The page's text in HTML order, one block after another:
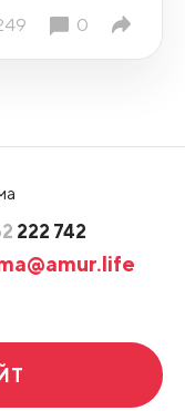
0
222 742